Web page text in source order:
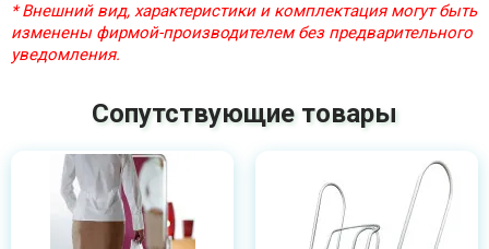
* Внешний вид, характеристики и комплектация могут быть
изменены фирмой-производителем без предварительного
уведомления.
Сопутствующие товары